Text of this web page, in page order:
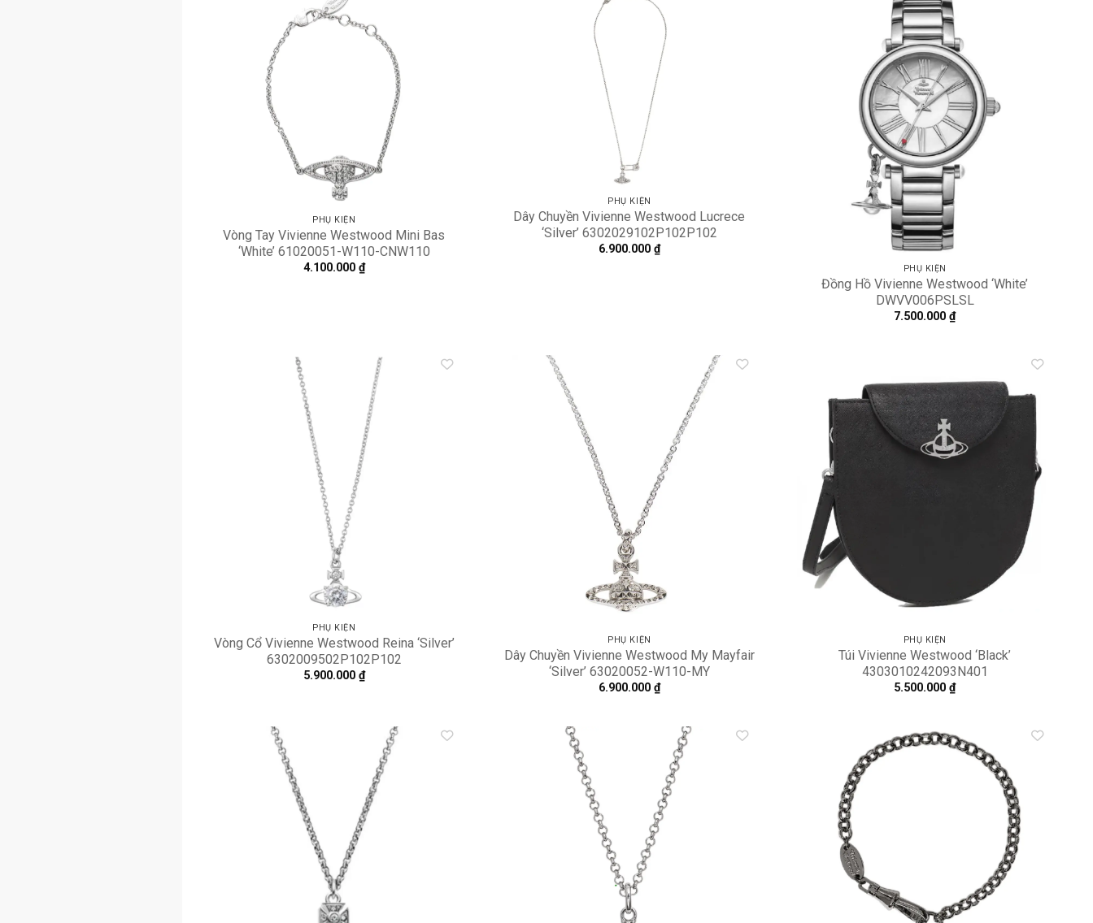
PHỤ KIỆN
Vòng Tay Vivienne Westwood Mini Bas
‘White’ 61020051-W110-CNW110
4.100.000 ₫
PHỤ KIỆN
Dây Chuyền Vivienne Westwood Lucrece
‘Silver’ 6302029102P102P102
6.900.000 ₫
PHỤ KIỆN
Đồng Hồ Vivienne Westwood ‘White’
DWVV006PSLSL
7.500.000₫
PHỤ KIỆN
Vòng Cổ Vivienne Westwood Reina ‘Silver’
6302009502P102P102
5.900.000 ₫
PHỤ KIỆN
Dây Chuyền Vivienne Westwood My Mayfair
‘Silver’ 63020052-W110-MY
6.900.000 ₫
Add to
PHỤ KIỆN
Túi Vivienne Westwood ‘Black’
4303010242093N401
5.500.000₫
wishlist